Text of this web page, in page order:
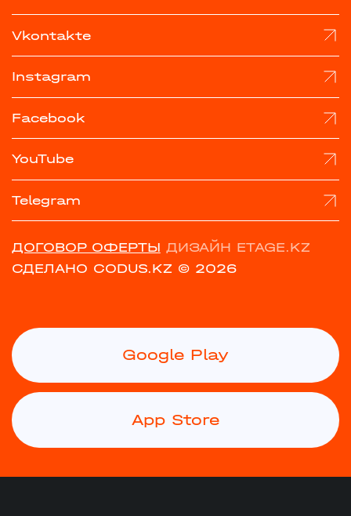
Vkontakte
Instagram
Facebook
YouTube
Telegram
ДОГОВОР ОФЕРТЫ ДИЗАЙН ETAGE.KZ
СДЕЛАНО CODUS.KZ © 2026
Google Play
App Store